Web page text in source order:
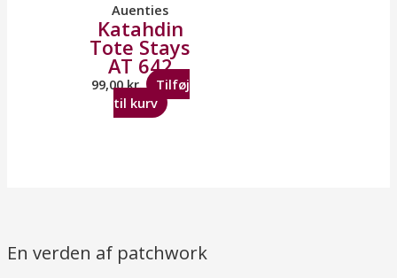
Auenties
Katahdin
Tote Stays
AT 642
99,00kr.
Tilføj
til kurv
En verden af patchwork